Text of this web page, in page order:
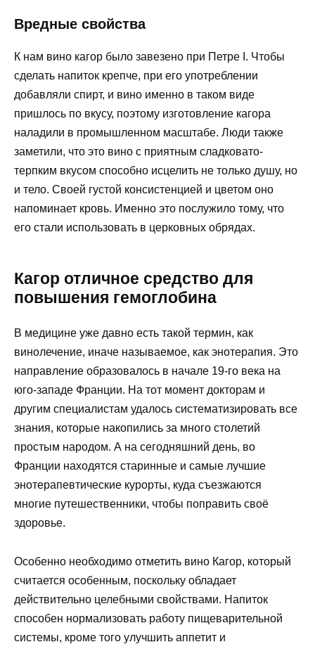
Вредные свойства
К нам вино кагор было завезено при Петре I. Чтобы
сделать напиток крепче, при его употреблении
добавляли спирт, и вино именно в таком виде
пришлось по вкусу, поэтому изготовление кагора
наладили в промышленном масштабе. Люди также
заметили, что это вино с приятным сладковато-
терпким вкусом способно исцелить не только душу, но
и тело. Своей густой консистенцией и цветом оно
напоминает кровь. Именно это послужило тому, что
его стали использовать в церковных обрядах.
Кагор отличное средство для
повышения гемоглобина
В медицине уже давно есть такой термин, как
винолечение, иначе называемое, как энотерапия. Это
направление образовалось в начале 19-го века на
юго-западе Франции. На тот момент докторам и
другим специалистам удалось систематизировать все
знания, которые накопились за много столетий
простым народом. А на сегодняшний день, во
Франции находятся старинные и самые лучшие
энотерапевтические курорты, куда съезжаются
многие путешественники, чтобы поправить своё
здоровье.
Особенно необходимо отметить вино Кагор, который
считается особенным, поскольку обладает
действительно целебными свойствами. Напиток
способен нормализовать работу пищеварительной
системы, кроме того улучшить аппетит и